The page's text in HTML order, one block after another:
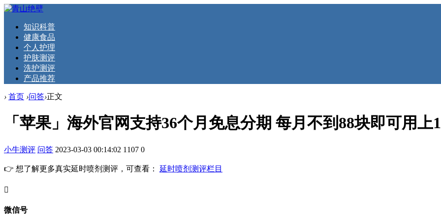
知识科普
健康食品
个人护理
护肤测评
洗护测评
产品推荐
› 首页 ›问答›正文
「苹果」海外官网支持36个月免息分期 每月不到88块即可用上
小牛测评 问答 2023-03-03 00:14:02 1107 0
👉 想了解更多真实延时喷剂测评，可查看： 延时喷剂测评栏目
󦘖
微信号